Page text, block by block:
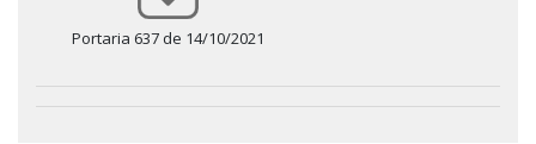
Portaria 637 de 14/10/2021